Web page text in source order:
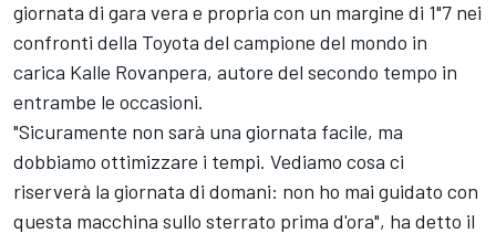
giornata di gara vera e propria con un margine di 1"7 nei
confronti della Toyota del campione del mondo in
carica Kalle Rovanpera, autore del secondo tempo in
entrambe le occasioni.
"Sicuramente non sarà una giornata facile, ma
dobbiamo ottimizzare i tempi. Vediamo cosa ci
riserverà la giornata di domani: non ho mai guidato con
questa macchina sullo sterrato prima d'ora", ha detto il